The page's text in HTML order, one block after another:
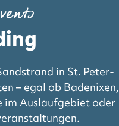
in St. Peter-
– egal ob Badenixen,
im Auslaufgebiet oder